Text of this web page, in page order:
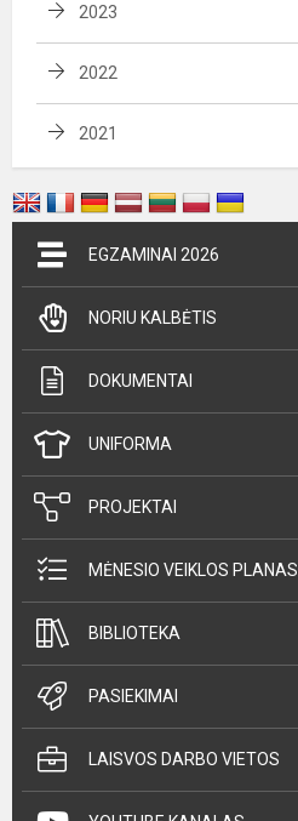
2023
2022
2021
EGZAMINAI 2026
NORIU KALBĖTIS
DOKUMENTAI
UNIFORMA
PROJEKTAI
MĖNESIO VEIKLOS PLANAS
BIBLIOTEKA
PASIEKIMAI
LAISVOS DARBO VIETOS